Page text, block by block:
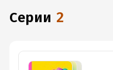
Серии 2